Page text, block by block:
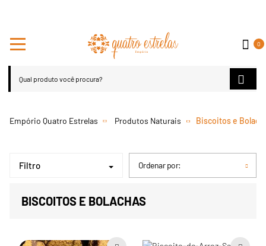
0
Produtos Naturais Biscoitos e
BISCOITOS E BOLACHAS
Ordenar por:
Filtro